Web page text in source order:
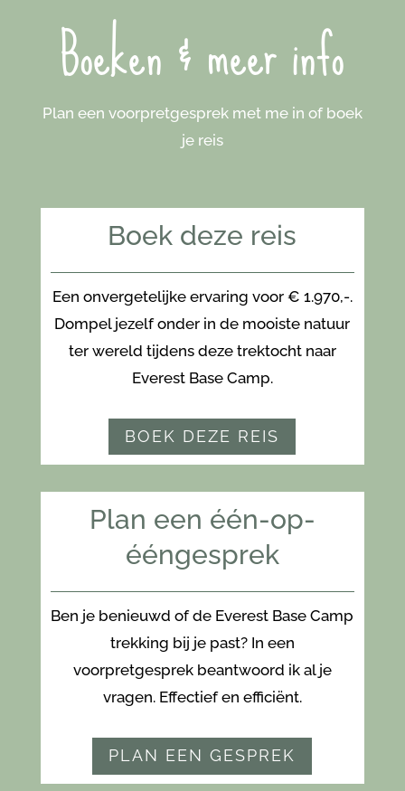
Boeken & meer info
Plan een voorpretgesprek met me in of boek
je reis
Boek deze reis
Een onvergetelijke ervaring voor € 1.970,-.
Dompel jezelf onder in de mooiste natuur
ter wereld tijdens deze trektocht naar
Everest Base Camp.
BOEK DEZE REIS
Plan een één-op-
ééngesprek
Ben je benieuwd of de Everest Base Camp
trekking bij je past? In een
voorpretgesprek beantwoord ik al je
vragen. Effectief en efficiënt.
PLAN EEN GESPREK